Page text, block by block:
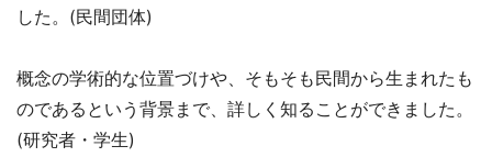
した。(民間団体)
概念の学術的な位置づけや、そもそも民間から生まれたも
のであるという背景まで、詳しく知ることができました。
(研究者・学生)